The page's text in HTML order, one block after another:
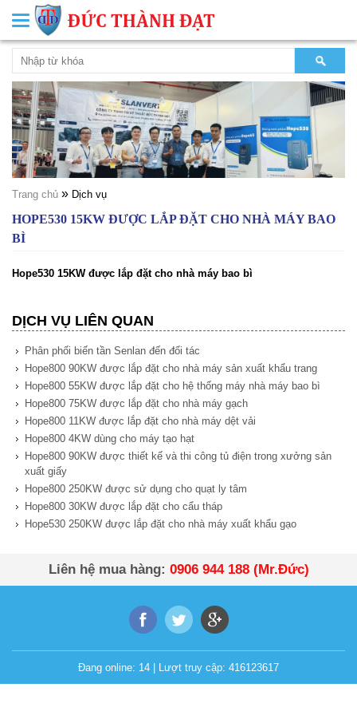
Trang chủ » Dịch vụ
HOPE530 15KW ĐƯỢC LẮP ĐẶT CHO NHÀ MÁY BAO
BÌ
Hope530 15KW được lắp đặt cho nhà máy bao bì
DỊCH VỤ LIÊN QUAN
Phân phối biến tần Senlan đến đối tác
Hope800 90KW được lắp đặt cho nhà máy sản xuất khẩu trang
Hope800 55KW được lắp đặt cho hệ thống máy nhà máy bao bì
Hope800 75KW được lắp đặt cho nhà máy gạch
Hope800 11KW được lắp đặt cho nhà máy dệt vải
Hope800 4KW dùng cho máy tạo hạt
Hope800 90KW được thiết kế và thi công tủ điện trong xưởng sản
xuất giấy
Hope800 250KW được sử dụng cho quạt ly tâm
Hope800 30KW được lắp đặt cho cẩu tháp
Hope530 250KW được lắp đặt cho nhà máy xuất khẩu gạo
Liên hệ mua hàng: 0906 944 188 (Mr.Đức)
Đang online: 14 | Lượt truy cập: 416123617
Toggle
navigation